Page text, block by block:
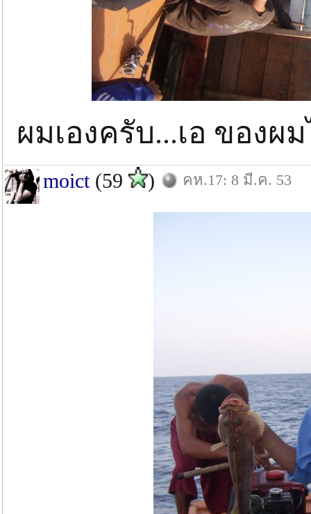
ผมเองครับ...เอ ของผ
moict(59 ) คห.17: 8 มี.ค. 53